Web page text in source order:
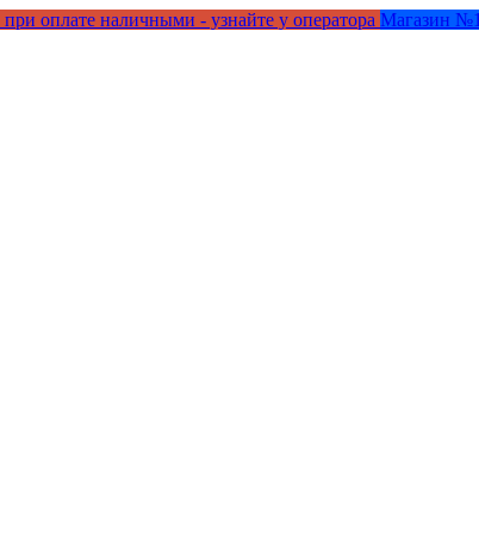
оплате наличными - узнайте у оператора Магазин